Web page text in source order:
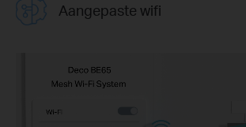
Aangepaste wifi